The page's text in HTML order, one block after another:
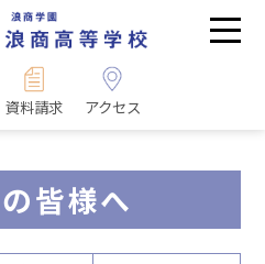
資料請求 アクセス
皆様へ